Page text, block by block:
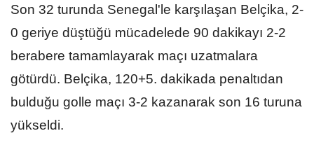
Son 32 turunda Senegal'le karşılaşan Belçika, 2-
0 geriye düştüğü mücadelede 90 dakikayı 2-2
berabere tamamlayarak maçı uzatmalara
götürdü. Belçika, 120+5. dakikada penaltıdan
bulduğu golle maçı 3-2 kazanarak son 16 turuna
yükseldi.